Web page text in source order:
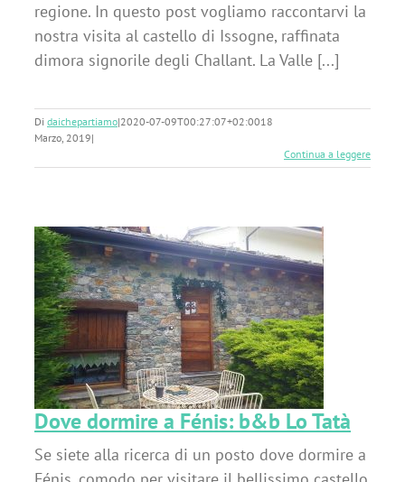
regione. In questo post vogliamo raccontarvi la
nostra visita al castello di Issogne, raffinata
dimora signorile degli Challant. La Valle [...]
Di daichepartiamo|2020-07-09T00:27:07+02:0018
Marzo, 2019|
Continua a leggere
Dove dormire a Fénis: b&b Lo Tatà
Se siete alla ricerca di un posto dove dormire a